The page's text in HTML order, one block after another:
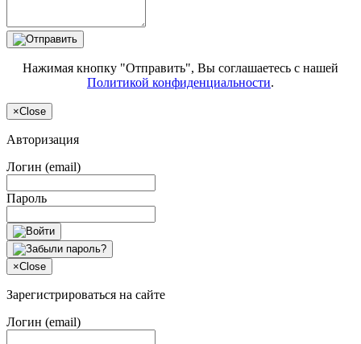
Нажимая кнопку "Отправить", Вы соглашаетесь с нашей
Политикой конфиденциальности.
×Close
Авторизация
Логин (email)
Пароль
×Close
Зарегистрироваться на сайте
Логин (email)